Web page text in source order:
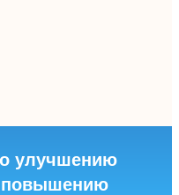
улучшению
повышению